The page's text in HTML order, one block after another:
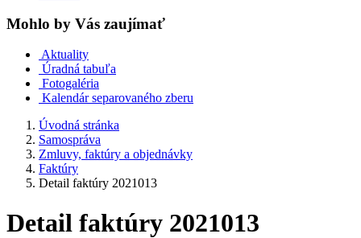
Mohlo by Vás zaujímať
Aktuality
Úradná tabuľa
Fotogaléria
Kalendár separovaného zberu
Úvodná stránka
Samospráva
Zmluvy, faktúry a objednávky
Faktúry
Detail faktúry 2021013
Detail faktúry 2021013